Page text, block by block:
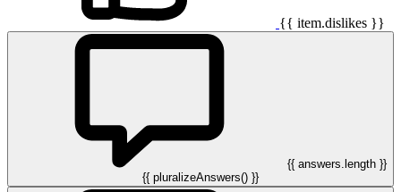
{{ item.dislikes }}
{{ answers.length }}
{{ pluralizeAnswers() }}